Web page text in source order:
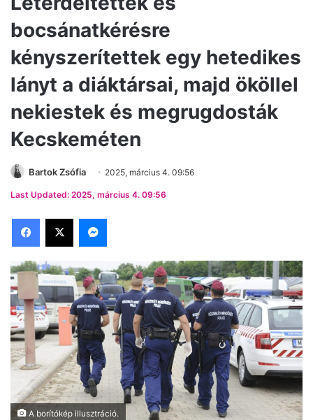
bocsánatkérésre
kényszerítettek egy hetedikes
lányt a diáktársai, majd ököllel
nekiestek és megrugdosták
Kecskeméten
Bartok Zsófia 2025, március 4. 09:56
Last Updated: 2025, március 4. 09:56
Facebook
X Messenger
A borítókép illusztráció.